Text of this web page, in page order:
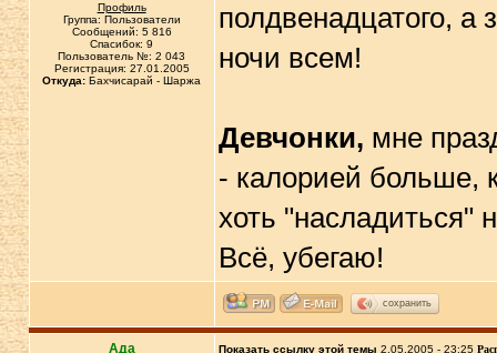
Профиль
Группа: Пользователи
Сообщений: 5 816
Спасибок: 9
Пользователь №: 2 043
Регистрация: 27.01.2005
Откуда: Бахчисарай - Шаржа
полдвенадцатого, а
ночи всем!
Девчонки, мне
- калорией больше,
хоть "насладиться"
Всё, убегаю!
сохранить
Ада Показать ссылку этой темы 2.05.2005 - 23:25